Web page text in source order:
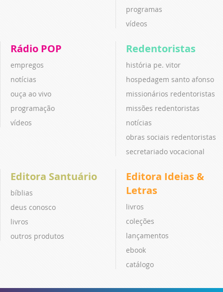
programas
vídeos
Rádio POP
empregos
notícias
ouça ao vivo
programação
vídeos
Redentoristas
história pe. vitor
hospedagem santo afonso
missionários redentoristas
missões redentoristas
notícias
obras sociais redentoristas
secretariado vocacional
Editora Santuário
bíblias
deus conosco
livros
outros produtos
Editora Ideias &
Letras
livros
coleções
lançamentos
ebook
catálogo